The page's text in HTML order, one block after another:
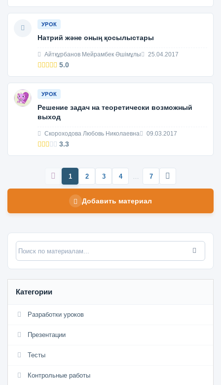
УРОК
Натрий және оның қосылыстары
Айтқұрбанов Мейрамбек Әшімұлы 25.04.2017
5.0
УРОК
Решение задач на теоретически возможный
выход
Скороходова Любовь Николаевна 09.03.2017
3.3
1 2 3 4 7
Добавить материал
Категории
Разработки уроков
Презентации
Тесты
Контрольные работы